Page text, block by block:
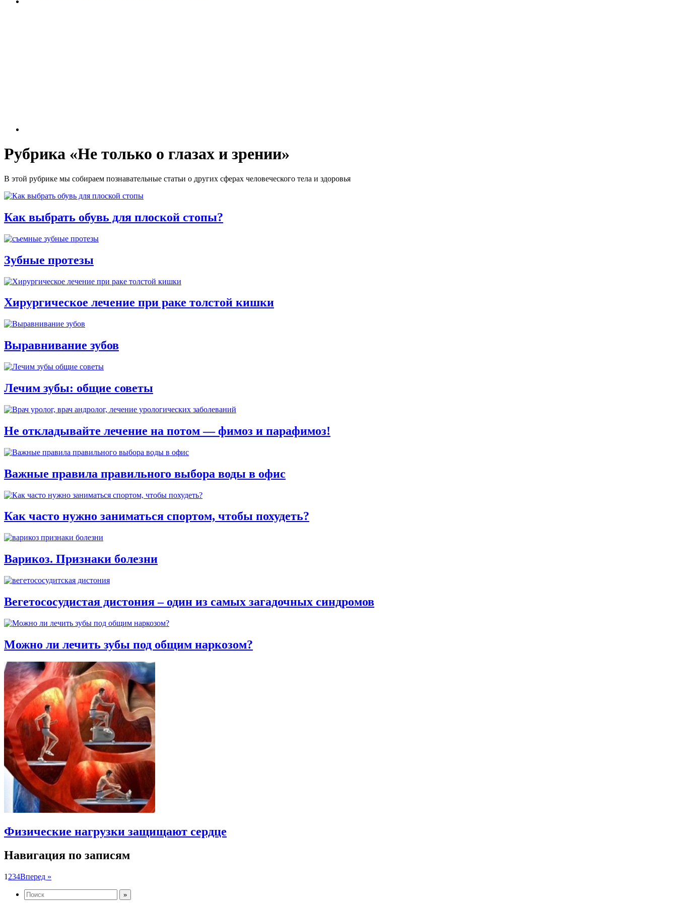
Рубрика «Не только о глазах и зрении»
В этой рубрике мы собираем познавательные статьи о других сферах человеческого тела и здоровья
Как выбрать обувь для плоской стопы?
Зубные протезы
Хирургическое лечение при раке толстой кишки
Выравнивание зубов
Лечим зубы: общие советы
Не откладывайте лечение на потом — фимоз и парафимоз!
Важные правила правильного выбора воды в офис
Как часто нужно заниматься спортом, чтобы похудеть?
Варикоз. Признаки болезни
Вегетососудистая дистония – один из самых загадочных синдромов
Можно ли лечить зубы под общим наркозом?
Физические нагрузки защищают сердце
Навигация по записям
1 234Вперед »